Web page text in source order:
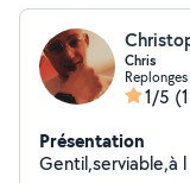
Chris
1/5
Présentation
Gentil,serviable,à